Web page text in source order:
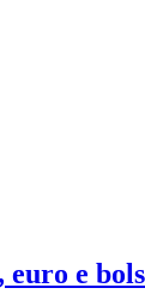
euro e